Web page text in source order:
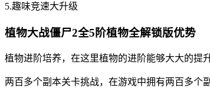
5.趣味竞速大升级
植物大战僵尸2全5阶植物全解锁版优势
植物进阶培养，在这里植物的进阶能够大大的提
两百多个副本关卡挑战，在游戏中拥有两百多个